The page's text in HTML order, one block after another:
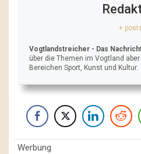
+
Vogtlandstreicher - Das
über die Themen im Vogtland
Bereichen Sport, Kunst und Kultur.
Werbung